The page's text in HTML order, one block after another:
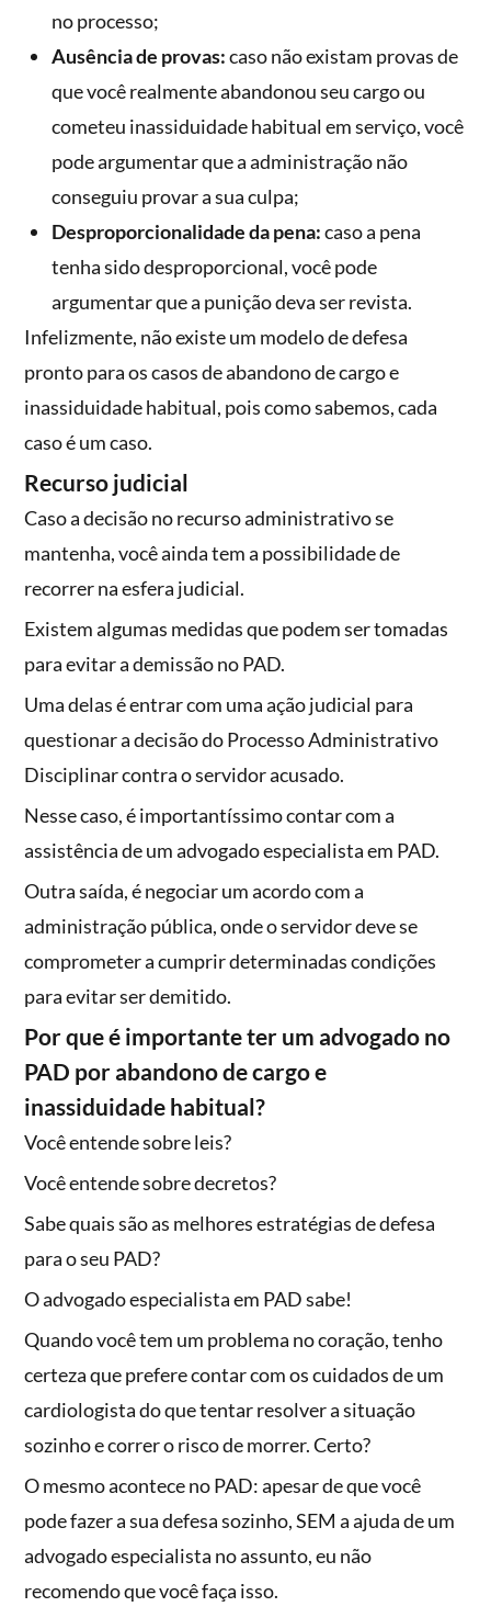
no processo;
Ausência de provas:caso não existam provas de
que você realmente abandonou seu cargo ou
cometeu inassiduidade habitual em serviço, você
pode argumentar que a administração não
conseguiu provar a sua culpa;
Desproporcionalidade da pena:caso a pena
tenha sido desproporcional, você pode
argumentar que a punição deva ser revista.
Infelizmente, não existe um modelo de defesa
pronto para os casos de abandono de cargo e
inassiduidade habitual, pois como sabemos, cada
caso é um caso.
Recurso judicial
Caso a decisão no recurso administrativo se
mantenha, você ainda tem a possibilidade de
recorrer na esfera judicial.
Existem algumas medidas que podem ser tomadas
para evitar a demissão no PAD.
Uma delas é entrar com uma ação judicial para
questionar a decisão do Processo Administrativo
Disciplinar contra o servidor acusado.
Nesse caso, é importantíssimo contar com a
assistência de um advogado especialista em PAD.
Outra saída, é negociar um acordo com a
administração pública, onde o servidor deve se
comprometer a cumprir determinadas condições
para evitar ser demitido.
Por que é importante ter um advogado no
PAD por abandono de cargo e
inassiduidade habitual?
Você entende sobre leis?
Você entende sobre decretos?
Sabe quais são as melhores estratégias de defesa
para o seu PAD?
O advogado especialista em PAD sabe!
Quando você tem um problema no coração, tenho
certeza que prefere contar com os cuidados de um
cardiologista do que tentar resolver a situação
sozinho e correr o risco de morrer. Certo?
O mesmo acontece no PAD: apesar de que você
pode fazer a sua defesa sozinho, SEM a ajuda de um
advogado especialista no assunto, eu não
recomendo que você faça isso.